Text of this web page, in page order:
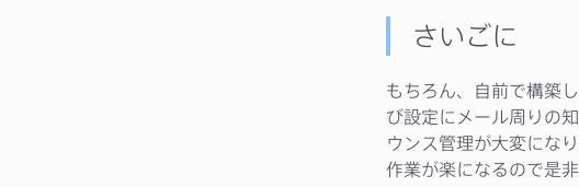
さいごに
もちろん、自前で構築
び設定にメール周りの
ウンス管理が大変にな
作業が楽になるので是